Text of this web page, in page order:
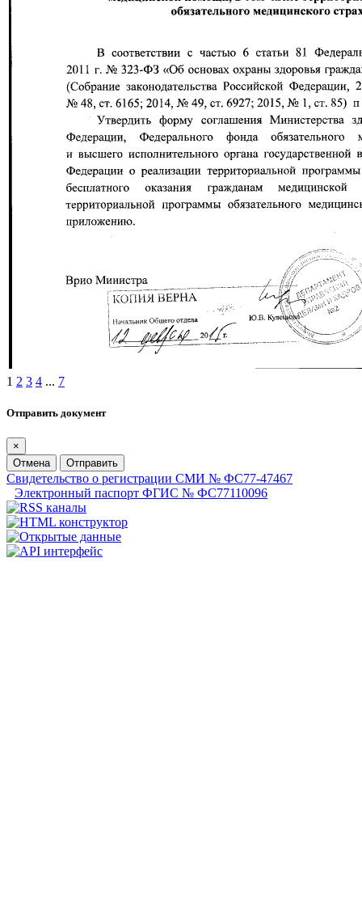
1 2 3 4 ... 7
Отправить документ
×
Отмена
Отправить
Свидетельство о регистрации СМИ № ФС77-47467
Электронный паспорт ФГИС № ФС77110096